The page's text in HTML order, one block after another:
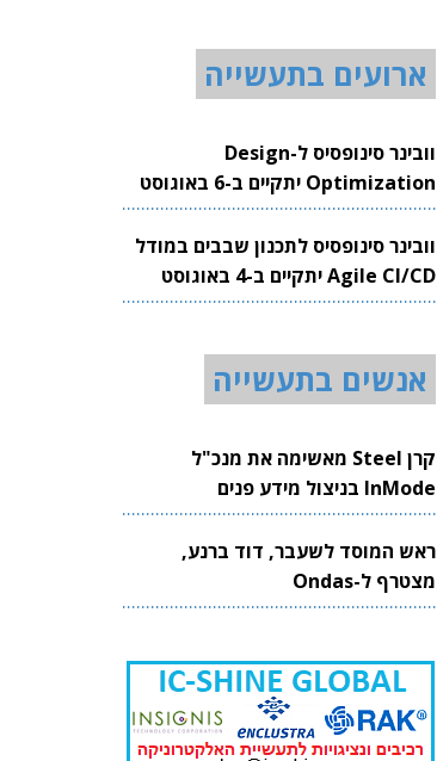
ארועים בתעשייה
וובינר סינופסיס ל-Design
Optimization יתקיים ב-6 באוגוסט
2026
וובינר סינופסיס לתכנון שבבים במודל
Agile CI/CD יתקיים ב-4 באוגוסט
2026
אנשים בתעשייה
קרן Steel מאשימה את מנכ"ל
InMode בניצול מידע פנים
ראש המוסד לשעבר, דוד ברנע,
מצטרף ל-Ondas